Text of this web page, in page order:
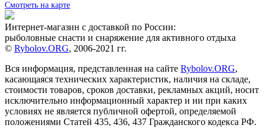
Смотреть на карте
Интернет-магазин с доставкой по России:
рыболовные снасти и снаряжение для активного отдыха
© Rybolov.ORG, 2006-2021 гг.
Вся информация, представленная на сайте Rybolov.ORG,
касающаяся технических характеристик, наличия на складе,
стоимости товаров, сроков доставки, рекламных акций, носит
исключительно информационный характер и ни при каких
условиях не является публичной офертой, определяемой
положениями Статей 435, 436, 437 Гражданского кодекса РФ.